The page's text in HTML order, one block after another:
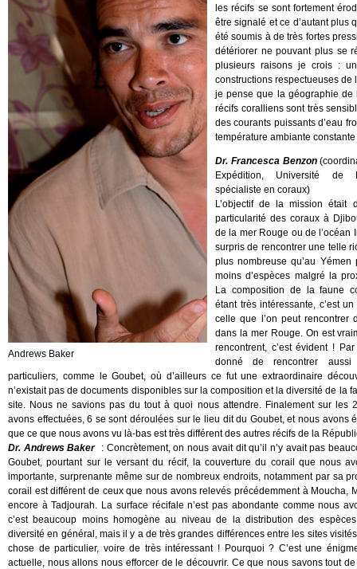
Andrews Baker
les récifs se sont fortement
être signalé et ce d’autant plus
été soumis à de très fortes
détériorer ne pouvant plus se
plusieurs raisons je crois :
constructions respectueuses de
je pense que la géographie
récifs coralliens sont très
des courants puissants d’eau
température ambiante
Dr. Francesca Benzon
Expédition, Université de
spécialiste en coraux)
L’objectif de la mission était
particularité des coraux à
de la mer Rouge ou de l’océan
surpris de rencontrer une telle
plus nombreuse qu’au
moins d’espèces malgré la
La composition de la faune
étant très intéressante, c’est
celle que l’on peut rencontrer
dans la mer Rouge. On est
rencontrent, c’est évident !
donné de rencontrer
particuliers, comme le Goubet, où d’ailleurs ce fut une extraordinaire
n’existait pas de documents disponibles sur la composition et la diversité de la
site. Nous ne savions pas du tout à quoi nous attendre. Finalement sur les
avons effectuées, 6 se sont déroulées sur le lieu dit du Goubet, et nous avons
que ce que nous avons vu là-bas est très différent des autres récifs de la
Dr. Andrews Baker
: Concrètement, on nous avait dit qu’il n’y avait pas
Goubet, pourtant sur le versant du récif, la couverture du corail que nous
importante, surprenante même sur de nombreux endroits, notamment par sa
corail est différent de ceux que nous avons relevés précédemment à Moucha,
encore à Tadjourah. La surface récifale n’est pas abondante comme nous
c’est beaucoup moins homogène au niveau de la distribution des
diversité en général, mais il y a de très grandes différences entre les sites
chose de particulier, voire de très intéressant ! Pourquoi ? C’est une
actuelle, nous allons nous efforcer de le découvrir. Ce que nous savons tout de